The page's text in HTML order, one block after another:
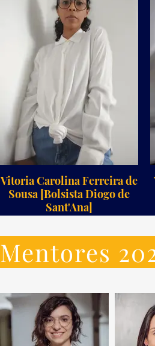
Vitoria Carolina Ferreira de
Sousa [Bolsista Diogo de
Sant'Ana]
Mentores